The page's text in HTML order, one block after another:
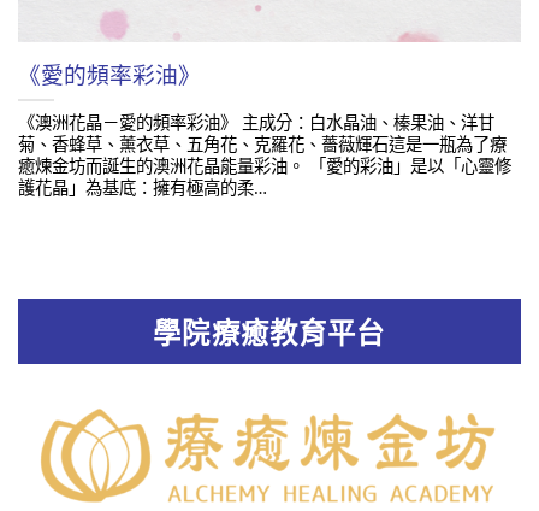
《愛的頻率彩油》
《澳洲花晶－愛的頻率彩油》 主成分：白水晶油、榛果油、洋甘
菊、香蜂草、薰衣草、五角花、克羅花、薔薇輝石這是一瓶為了療
癒煉金坊而誕生的澳洲花晶能量彩油。 「愛的彩油」是以「心靈修
護花晶」為基底：擁有極高的柔…
學院療癒教育平台